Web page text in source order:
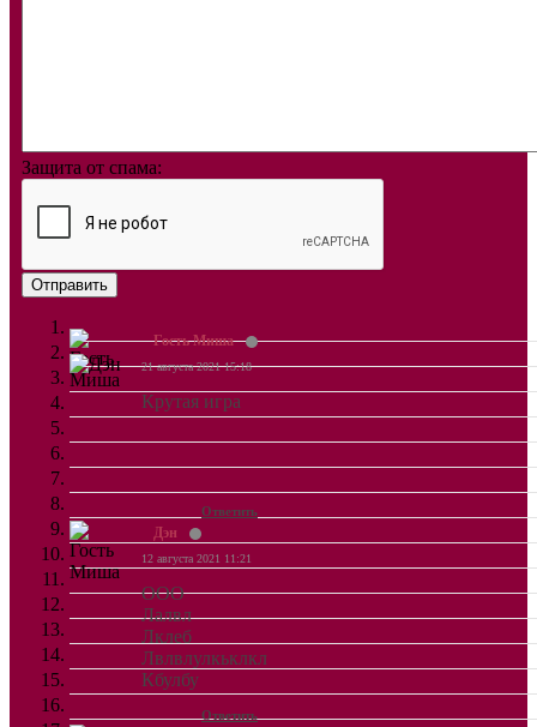
Защита от спама:
Отправить
Гость Миша
21 августа 2021 15:18
Крутая игра
Ответить
Дэн
12 августа 2021 11:21
ООО
Лалвл
Лклеб
Лвлвлулкьклкл
Кбулбу
Ответить